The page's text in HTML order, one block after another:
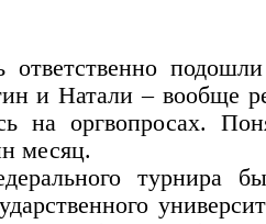
ответственно
и Натали – вообще
на оргвопросах.
месяц.
турнира